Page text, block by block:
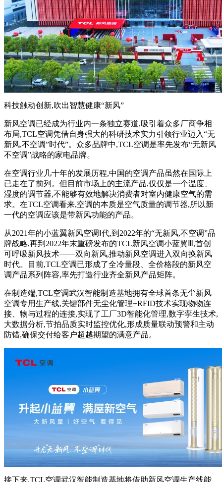
科技触动创新,吹出智慧健康“新风”
新风空调已经成为行业内一条独立赛道,吸引着众多厂商争相
布局,TCL空调凭借自身强大的科研技术实力引领行业迈入“无
新风,不空调”时代”。众多品牌中,TCL空调是率先发布“无新风
不空调”战略的家电品牌。
在空调行业几十年的发展历程,中国的空调产品虽然在国际上
已走在了前列。但目前市场上的主流产品,仅仅是一个温度、
湿度的调节器,不能够有效地解决消费者对室内健康空气的需
求。在TCL空调看来,空调的本质是空气质量的调节器,所以新
一代的空调应该是带新风功能的产品。
从2021年的小蓝翼新风空调Ⅰ代,到2022年的“无新风,不空调”品
牌战略,再到2022年末重磅发布的TCL新风空调小蓝翼Ⅲ,首创
可呼吸新风技术——双向新风,推动新风空调进入双向换新风
时代。目前,TCL空调已形成了全冷量段、全价格段的新风空
调产品系列阵容,率先打造行业齐全新风产品矩阵。
在制造端,TCL空调武汉智能制造基地拥有全球首条无尘新风
空调专用生产线,关键部件无尘化管理+RFID技术实现物物连
接、物与过程的连接,实现了工厂3D智能化管理,数字挛生技术,
大数据分析,节拍品质实时监控优化,形成质量联动预警和主动
防错,确保交付给客户超越期望的满意产品。
接下来,TCL空调武汉智能制造基地将借助新风空调生产线能